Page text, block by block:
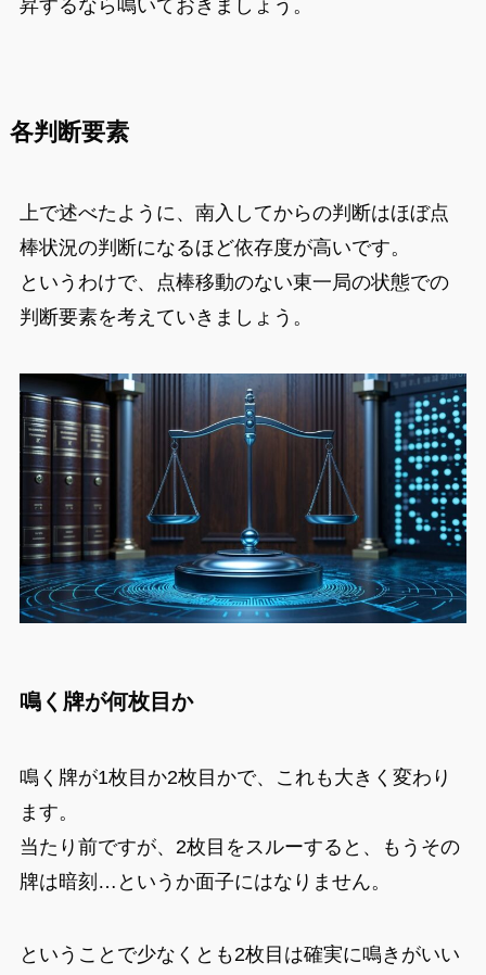
昇するなら鳴いておきましょう。
各判断要素
上で述べたように、南入してからの判断はほぼ点
棒状況の判断になるほど依存度が高いです。
というわけで、点棒移動のない東一局の状態での
判断要素を考えていきましょう。
鳴く牌が何枚目か
鳴く牌が1枚目か2枚目かで、これも大きく変わり
ます。
当たり前ですが、2枚目をスルーすると、もうその
牌は暗刻…というか面子にはなりません。
ということで少なくとも2枚目は確実に鳴きがいい